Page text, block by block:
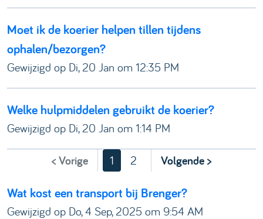
Moet ik de koerier helpen tillen tijdens
ophalen/bezorgen?
Gewijzigd op Di, 20 Jan om 12:35 PM
Welke hulpmiddelen gebruikt de koerier?
Gewijzigd op Di, 20 Jan om 1:14 PM
< Vorige 1 2 Volgende >
Wat kost een transport bij Brenger?
Gewijzigd op Do, 4 Sep, 2025 om 9:54 AM